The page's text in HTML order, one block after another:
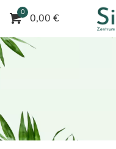
0 0,00 €